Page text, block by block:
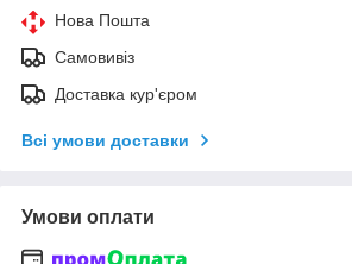
Нова Пошта
Самовивіз
Доставка кур'єром
Всі умови доставки
Умови оплати